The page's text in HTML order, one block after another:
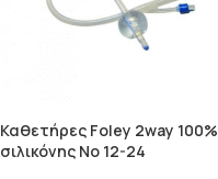
Καθετήρες Foley 2way 100%
σιλικόνης No 12-24